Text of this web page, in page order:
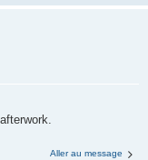
Aller au message